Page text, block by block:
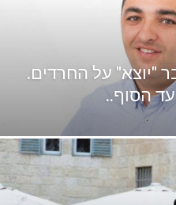
"יוצא" על החרדים.
הסוף..